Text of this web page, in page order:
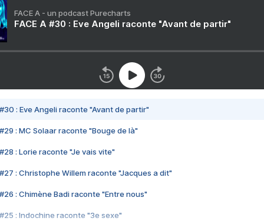
FACE A - un podcast Purecharts
FACE A #30 : Eve Angeli raconte "Avant de partir"
#30 : Eve Angeli raconte "Avant de partir"
#29 : MC Solaar raconte "Bouge de là"
#28 : Lorie raconte "Je vais vite"
#27 : Christophe Willem raconte "Jacques a dit"
#26 : Chimène Badi raconte "Entre nous"
#25 : Indochine raconte "3e sexe"